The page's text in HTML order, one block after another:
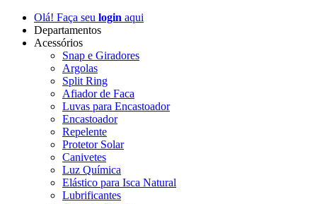
Olá! Faça seu login aqui
Departamentos
Acessórios
Snap e Giradores
Argolas
Split Ring
Afiador de Faca
Luvas para Encastoador
Encastoador
Repelente
Protetor Solar
Canivetes
Luz Química
Elástico para Isca Natural
Lubrificantes